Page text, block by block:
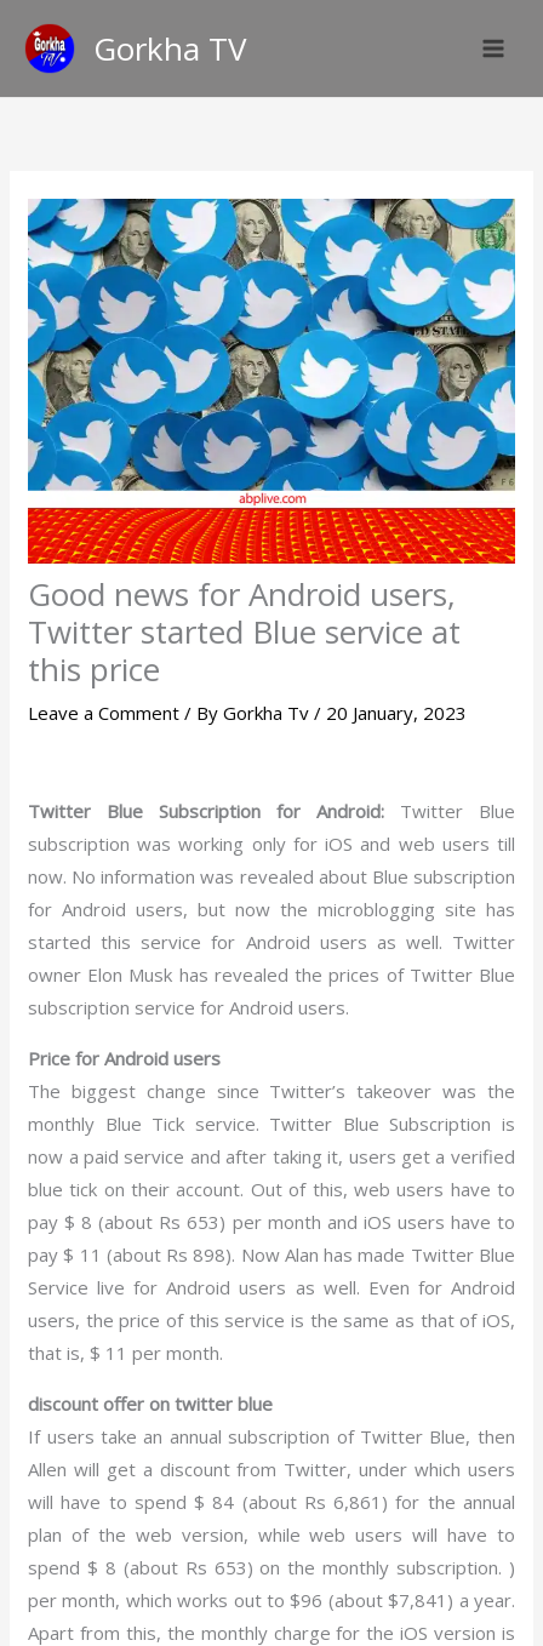
content
Gorkha TV
Good news for Android users,
Twitter started Blue service at
this price
Leave a Comment / ByGorkha Tv/ 20 January, 2023
Twitter Blue Subscription for Android:Twitter Blue
subscription was working only for iOS and web users till
now. No information was revealed about Blue subscription
for Android users, but now the microblogging site has
started this service for Android users as well. Twitter
owner Elon Musk has revealed the prices of Twitter Blue
subscription service for Android users.
Price for Android users
The biggest change since Twitter’s takeover was the
monthly Blue Tick service. Twitter Blue Subscription is
now a paid service and after taking it, users get a verified
blue tick on their account. Out of this, web users have to
pay $ 8 (about Rs 653) per month and iOS users have to
pay $ 11 (about Rs 898). Now Alan has made Twitter Blue
Service live for Android users as well. Even for Android
users, the price of this service is the same as that of iOS,
that is, $ 11 per month.
discount offer on twitter blue
If users take an annual subscription of Twitter Blue, then
Allen will get a discount from Twitter, under which users
will have to spend $ 84 (about Rs 6,861) for the annual
plan of the web version, while web users will have to
spend $ 8 (about Rs 653) on the monthly subscription. )
per month, which works out to $96 (about $7,841) a year.
Apart from this, the monthly charge for the iOS version is